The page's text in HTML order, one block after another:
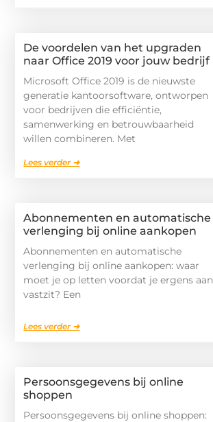
De voordelen van het upgraden
naar Office 2019 voor jouw bedrijf
Microsoft Office 2019 is de nieuwste
generatie kantoorsoftware, ontworpen
voor bedrijven die efficiëntie,
samenwerking en betrouwbaarheid
willen combineren. Met
Lees verder ➜
Abonnementen en automatische
verlenging bij online aankopen
Abonnementen en automatische
verlenging bij online aankopen: waar
moet je op letten voordat je ergens aan
vastzit? Een
Lees verder ➜
Persoonsgegevens bij online
shoppen
Persoonsgegevens bij online shoppen: